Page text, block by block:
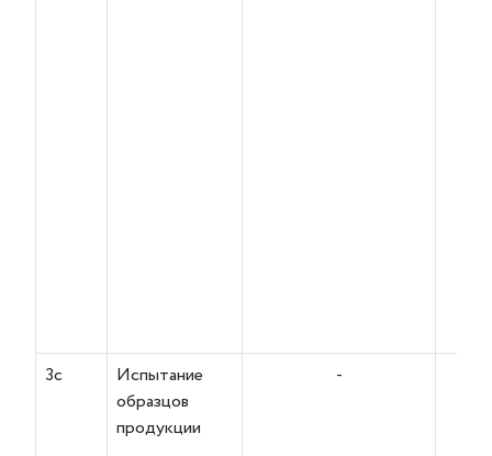
3с
Испытание
образцов
продукции
-